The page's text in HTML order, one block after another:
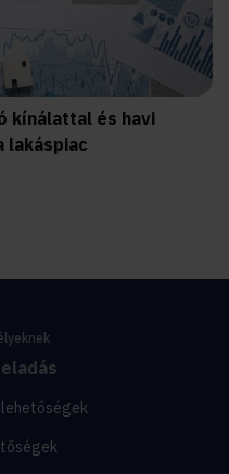
kínálattal és havi
lakáspiac